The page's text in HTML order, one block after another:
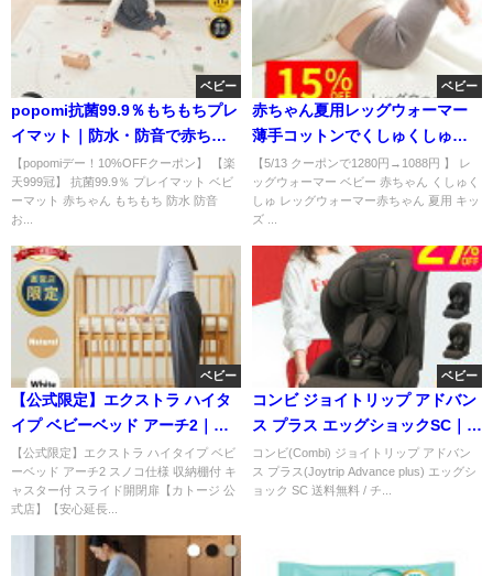
ベビー
popomi抗菌99.9％もちもちプレ
イマット｜防水・防音で赤ちゃ
んに安心
【popomiデー！10%OFFクーポン】 【楽
天999冠】 抗菌99.9％ プレイマット ベビ
ーマット 赤ちゃん もちもち 防水 防音
お...
ベビー
赤ちゃん夏用レッグウォーマー
薄手コットンでくしゅくしゅ可
愛いベビー用
【5/13 クーポンで1280円→1088円 】 レ
ッグウォーマー ベビー 赤ちゃん くしゅく
しゅ レッグウォーマー赤ちゃん 夏用 キッ
ズ ...
ベビー
【公式限定】エクストラ ハイタ
イプ ベビーベッド アーチ2｜産
後にうれしい高機能モデル
【公式限定】エクストラ ハイタイプ ベビ
ーベッド アーチ2 スノコ仕様 収納棚付 キ
ャスター付 スライド開閉扉【カトージ 公
式店】【安心延長...
ベビー
コンビ ジョイトリップ アドバン
ス プラス エッグショックSC｜
12歳頃まで使えるISOFIX対応モ
コンビ(Combi) ジョイトリップ アドバン
ス プラス(Joytrip Advance plus) エッグシ
ョック SC 送料無料 / チ...